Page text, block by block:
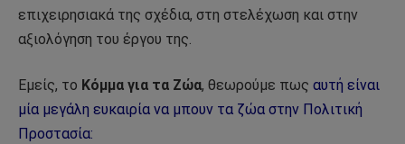
επιχειρησιακά της σχέδια, στη στελέχωση και στην
αξιολόγηση του έργου της.
Εμείς, το Κόμμα για τα Ζώα, θεωρούμε πως αυτή είναι
μία μεγάλη ευκαιρία να μπουν τα ζώα στην Πολιτική
Προστασία: